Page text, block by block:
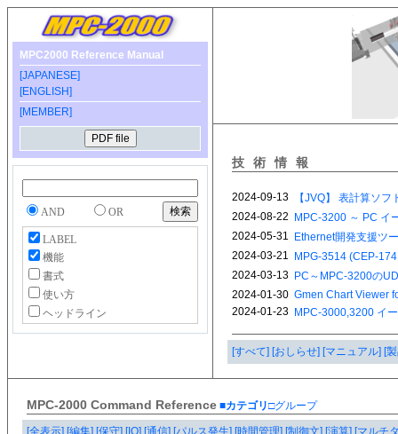
MPC2000 Reference Manual
[JAPANESE]
[ENGLISH]
[MEMBER]
AND OR
LABEL
機能
書式
使い方
ヘッドライン
技術情報
[すべて] [おしらせ] [マニュアル] [
MPC-2000 Command Reference ■カテゴリ□グループ
[全表示] [編集] [保守] [IO] [通信] [パルス発生] [時間管理] [制御文] [演算] [マルチ